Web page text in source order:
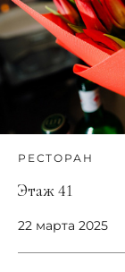
РЕСТОРАН
Этаж 41
22 марта 2025